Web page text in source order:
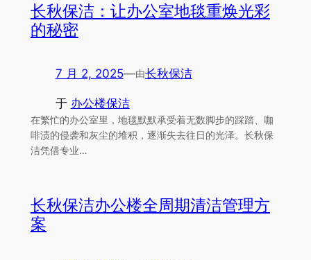
长秋保洁：让办公室地毯重焕光彩
的秘密
7 月 2, 2025—由长秋保洁
于 办公楼保洁
在繁忙的办公室里，地毯默默承受着无数脚步的踩踏、咖
啡渍的侵袭和灰尘的堆积，逐渐失去往日的光泽。长秋保
洁凭借专业…
长秋保洁办公楼全周期清洁管理方
案